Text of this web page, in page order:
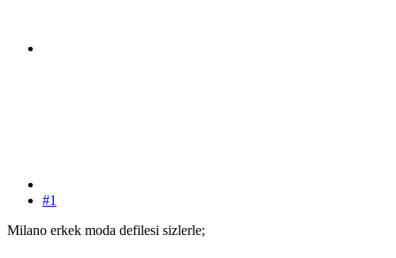
#1
Milano erkek moda defilesi sizlerle;